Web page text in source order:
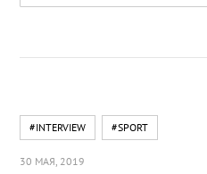
#INTERVIEW #SPORT
30 МАЯ, 2019